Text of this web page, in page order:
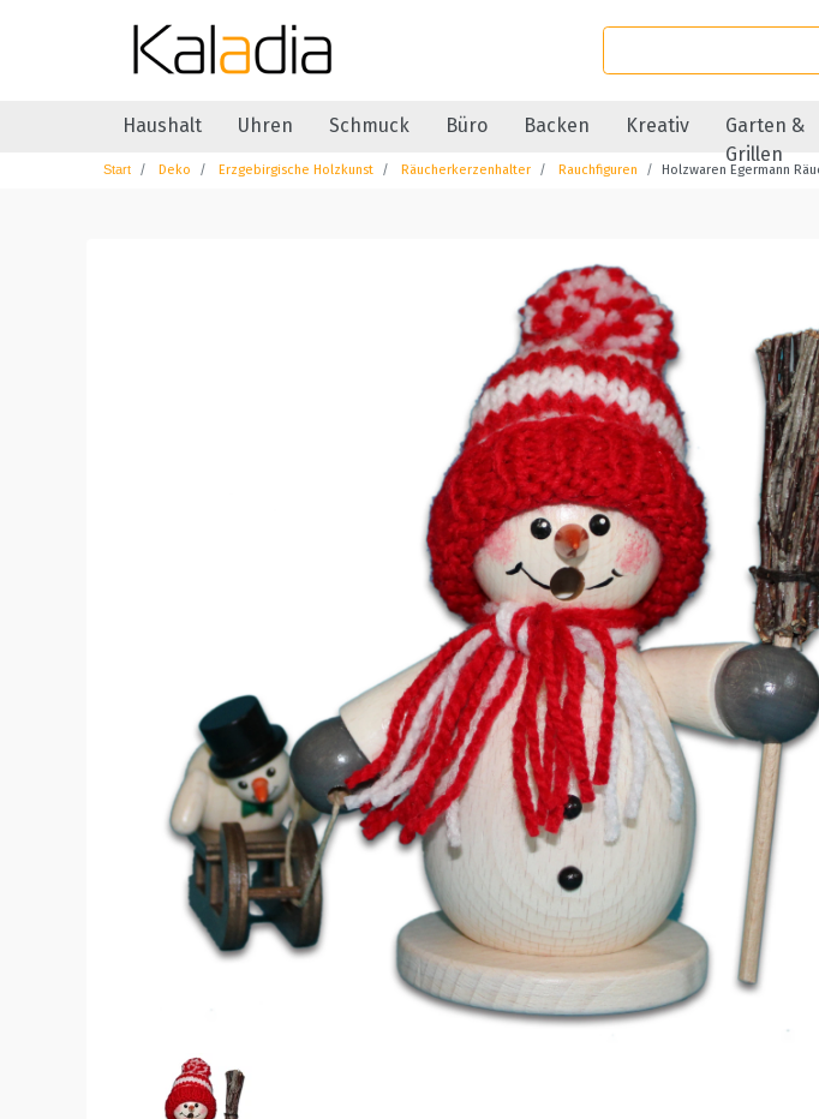
Haushalt Uhren Schmuck Büro Backen Kreativ
Garten &
Grillen
Deko Erzgebirgische Holzkunst Räucherkerzenhalter Rauchfiguren Holzwaren Egermann